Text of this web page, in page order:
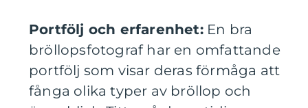
Portfölj och erfarenhet:En bra
bröllopsfotograf har en omfattande
portfölj som visar deras förmåga att
fånga olika typer av bröllop och